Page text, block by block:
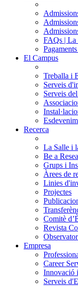
FAQs | La
El Campus
Treballa i
Serveis
Serveis
Recerca
La Salle i
Be a
Grups i
Àrees de
Linies
Projectes
Comitè
Revista
Empresa
Career
Innovació
Serveis